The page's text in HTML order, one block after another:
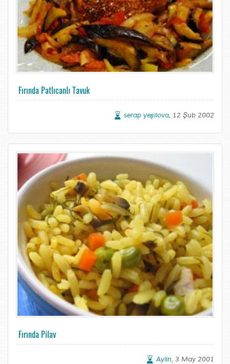
Fırında Patlıcanlı Tavuk
serap yeşilova, 12 Şub 2002
Fırında Pilav
Aylin, 3 May 2001